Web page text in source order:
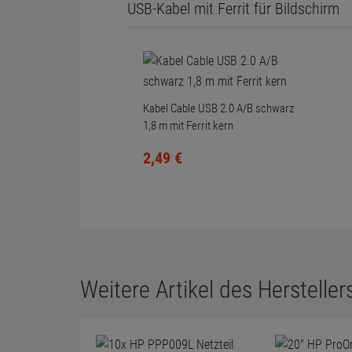
USB-Kabel mit Ferrit für Bildschirm
Kabel Cable USB 2.0 A/B schwarz
1,8 m mit Ferrit kern
2,49 €
Weitere Artikel des